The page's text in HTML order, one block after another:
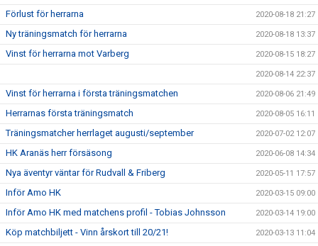
Förlust för herrarna 2020-08-18 21:27
Ny träningsmatch för herrarna 2020-08-18 13:37
Vinst för herrarna mot Varberg 2020-08-15 18:27
2020-08-14 22:37
Vinst för herrarna i första träningsmatchen 2020-08-06 21:49
Herrarnas första träningsmatch 2020-08-05 16:11
Träningsmatcher herrlaget augusti/september 2020-07-02 12:07
HK Aranäs herr försäsong 2020-06-08 14:34
Nya äventyr väntar för Rudvall & Friberg 2020-05-11 17:57
Inför Amo HK 2020-03-15 09:00
Inför Amo HK med matchens profil - Tobias Johnsson 2020-03-14 19:00
Köp matchbiljett - Vinn årskort till 20/21! 2020-03-13 11:04